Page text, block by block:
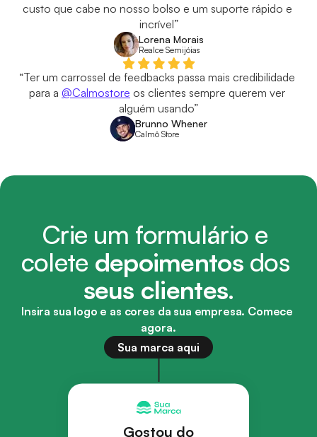
custo que cabe no nosso bolso e um suporte rápido e
incrível”
Lorena Morais
Realce Semijóias
“Ter um carrossel de feedbacks passa mais credibilidade
para a @Calmostore os clientes sempre querem ver
alguém usando”
Brunno Whener
Calmô Store
Crie um formulário e
colete depoimentos
dos
seus clientes.
Insira sua logo e as cores da sua empresa. Comece
agora.
Gostou do
Sua marca aqui